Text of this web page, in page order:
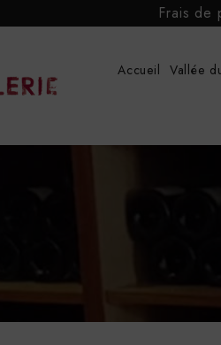
Frais de
Accueil Vallée